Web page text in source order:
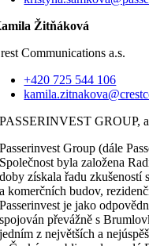
Žitňáková
Communications a.s.
+420 725 544 106
PASSERINVEST GROUP,
Passerinvest Group (dále
Společnost byla založena
doby získala řadu zkušeností
a komerčních budov,
Passerinvest je jako
spojován převážně s
jedním z největších a